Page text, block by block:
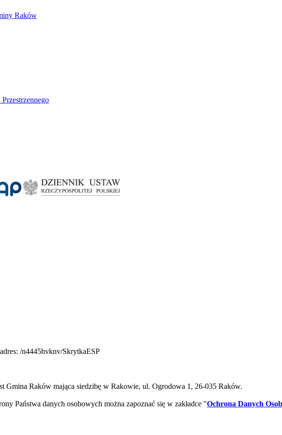
Raków
/n4445hvknv/SkrytkaESP
Gmina Raków mająca siedzibę w Rakowie, ul. Ogrodowa 1, 26-035 Raków.
Państwa danych osobowych można zapoznać się w zakładce "Ochrona Danych